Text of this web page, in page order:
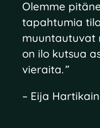
Olemme
tapahtumia
muuntautuvat
on ilo kutsua
vieraita.”
– Eija